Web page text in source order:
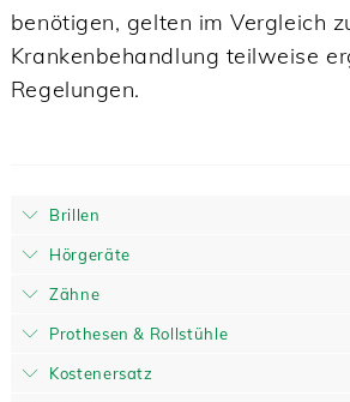
benötigen, gelten im Vergleich
Krankenbehandlung teilweise
Regelungen.
Brillen
Hörgeräte
Zähne
Prothesen & Rollstühle
Kostenersatz